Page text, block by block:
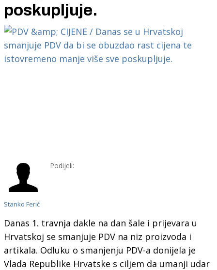
poskupljuje.
Stanko Ferić
Podijeli:
Danas 1. travnja dakle na dan šale i prijevara u
Hrvatskoj se smanjuje PDV na niz proizvoda i
artikala. Odluku o smanjenju PDV-a donijela je
Vlada Republike Hrvatske s ciljem da umanji udar